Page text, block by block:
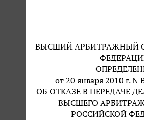
ВЫСШИЙ АРБИТРАЖНЫЙ
от 20 января 2010 г.
ОБ ОТКАЗЕ В ПЕРЕДАЧЕ
ВЫСШЕГО
РОССИЙСКОЙ